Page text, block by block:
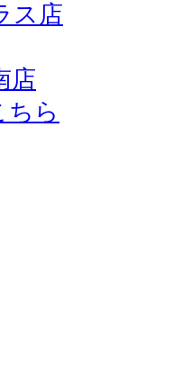
ス店
店
ちら